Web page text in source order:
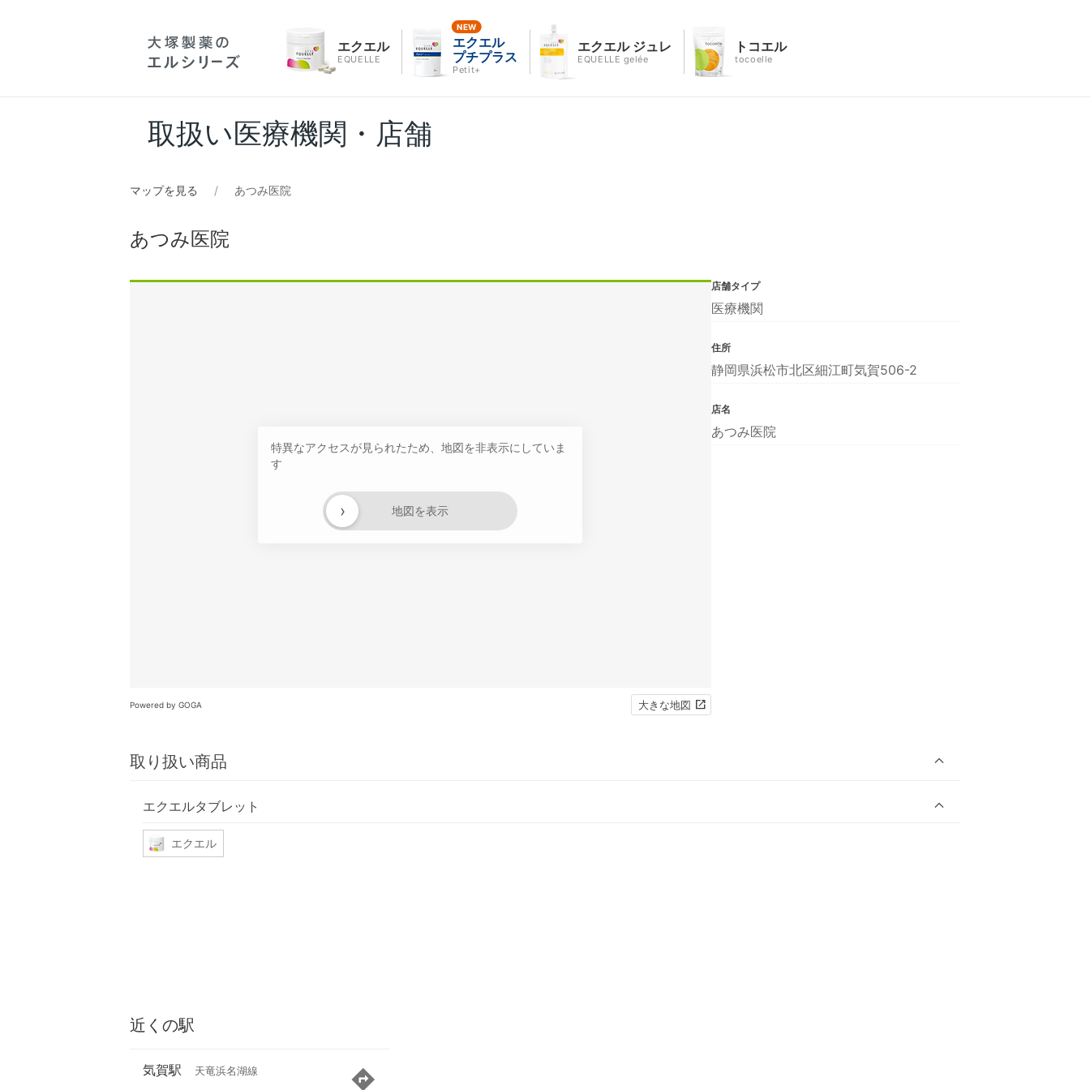
エクエル
EQUELLE
エクエル
プチプラス
Petit+
エクエル ジュレ
EQUELLE gelée
トコエル
tocoelle
取扱い医療機関・店舗
マップを見る あつみ医院
あつみ医院
特異なアクセスが見られたため、地図を非表示にしていま
す
地図を表示
›
Powered by GOGA 大きな地図
取り扱い商品
エクエルタブレット
エクエル
店舗タイプ
医療機関
住所
静岡県浜松市北区細江町気賀506-2
店名
あつみ医院
近くの駅
気賀駅 天竜浜名湖線